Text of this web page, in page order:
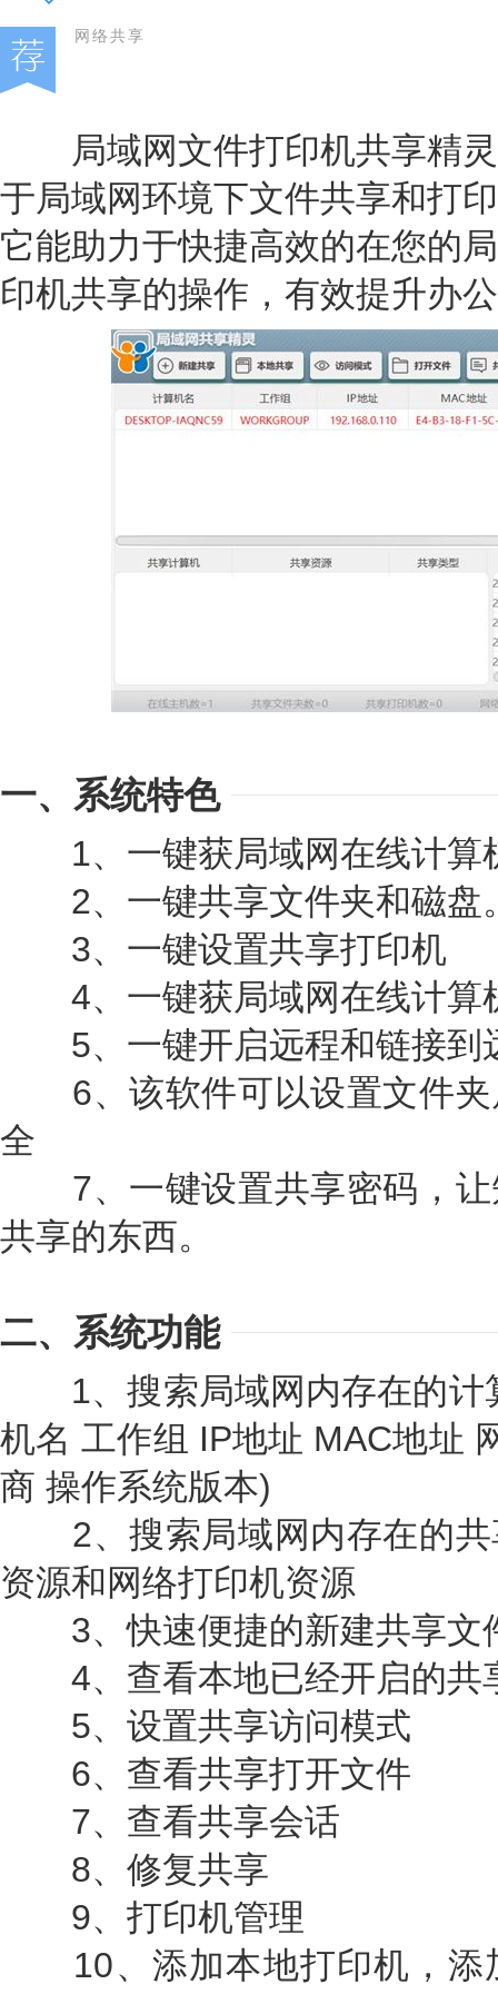
网络共享
局域网文件打印机共享精灵
于局域网环境下文件共享和打
它能助力于快捷高效的在您的
印机共享的操作，有效提升办
一、系统特色
1、一键获局域网在线计算
2、一键共享文件夹和磁盘
3、一键设置共享打印机
4、一键获局域网在线计算
5、一键开启远程和链接到
6、该软件可以设置文件夹
全
7、一键设置共享密码，让
共享的东西。
二、系统功能
1、搜索局域网内存在的计
机名 工作组 IP地址 MAC地址
商 操作系统版本)
2、搜索局域网内存在的共
资源和网络打印机资源
3、快速便捷的新建共享文
4、查看本地已经开启的共
5、设置共享访问模式
6、查看共享打开文件
7、查看共享会话
8、修复共享
9、打印机管理
10、添加本地打印机，添